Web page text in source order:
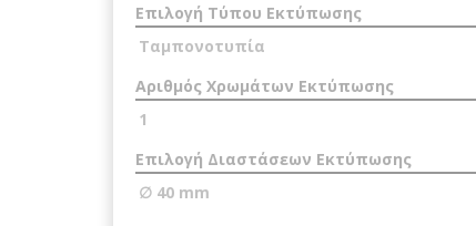
Επιλογή Τύπου Εκτύπωσης
Ταμπονοτυπία
Αριθμός Χρωμάτων Εκτύπωσης
1
Επιλογή Διαστάσεων Εκτύπωσης
∅ 40 mm